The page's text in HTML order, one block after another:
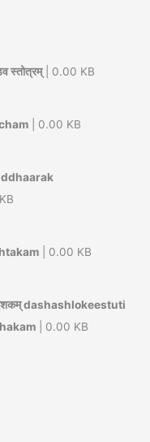
स्तोत्रम्| 0.00 KB
| 0.00 KB
| 0.00 KB
dashashlokeestuti
| 0.00 KB